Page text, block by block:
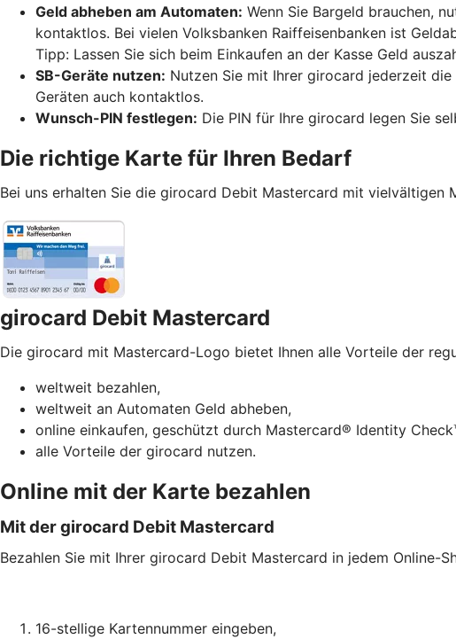
Geld abheben am Automaten: Wenn Sie Bargeld brauchen,
kontaktlos. Bei vielen Volksbanken Raiffeisenbanken ist
Tipp: Lassen Sie sich beim Einkaufen an der Kasse Geld
SB-Geräte nutzen: Nutzen Sie mit Ihrer girocard jederzeit
Geräten auch kontaktlos.
Wunsch-PIN festlegen: Die PIN für Ihre girocard legen Sie
Die richtige Karte für Ihren Bedarf
Bei uns erhalten Sie die girocard Debit Mastercard mit vielvältigen
girocard Debit Mastercard
Die girocard mit Mastercard-Logo bietet Ihnen alle Vorteile der
weltweit bezahlen,
weltweit an Automaten Geld abheben,
online einkaufen, geschützt durch Mastercard® Identity
alle Vorteile der girocard nutzen.
Online mit der Karte bezahlen
Mit der girocard Debit Mastercard
Bezahlen Sie mit Ihrer girocard Debit Mastercard in jedem Online-
16-stellige Kartennummer eingeben,